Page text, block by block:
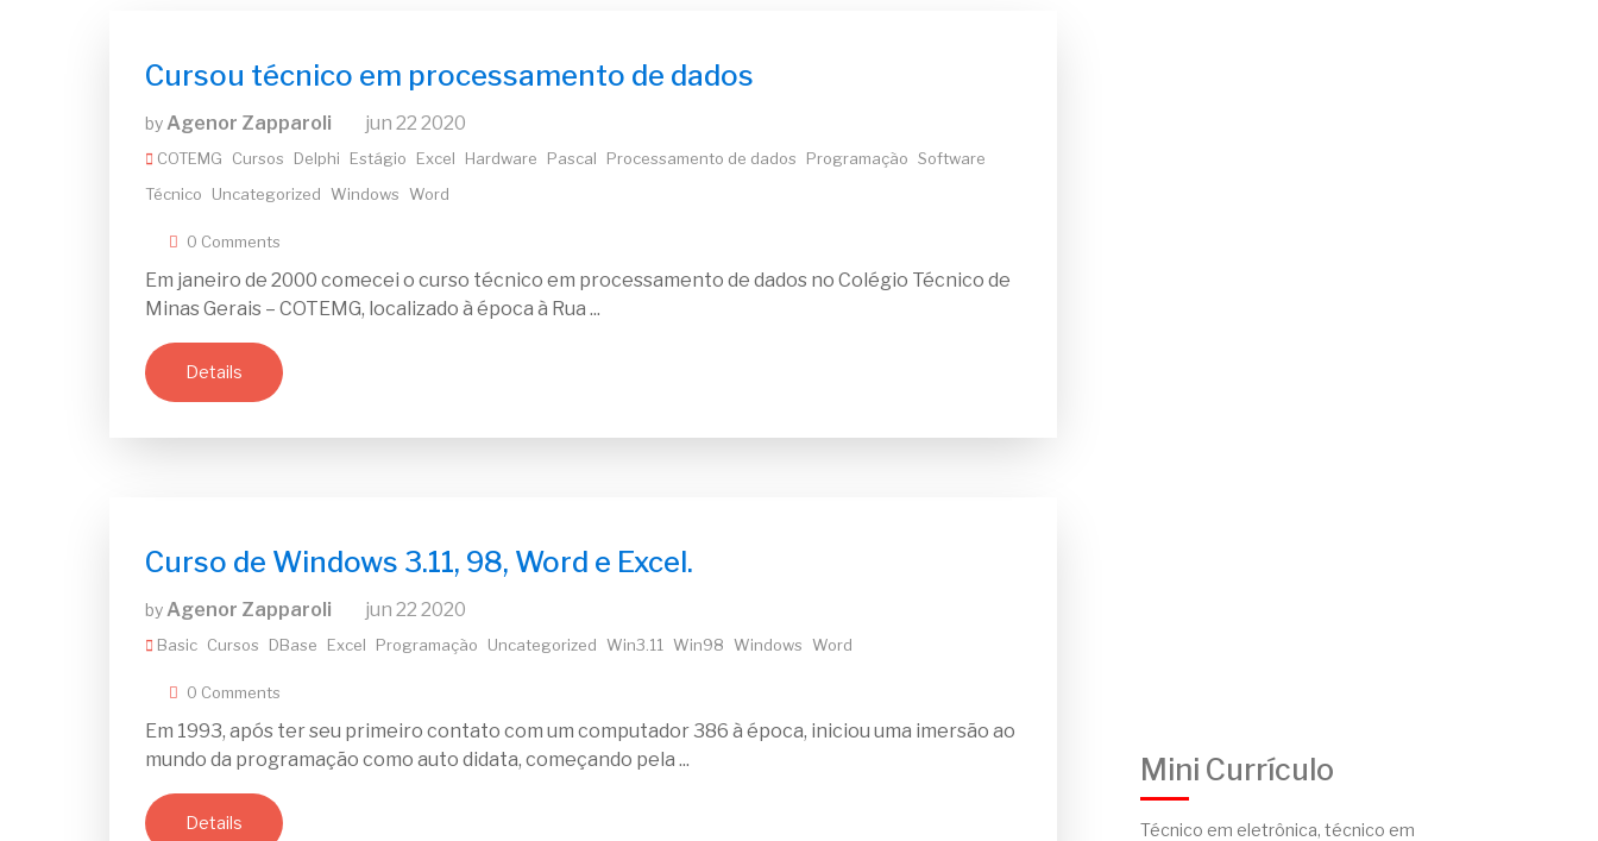
Cursou técnico em processamento de dados
byAgenor Zapparoli jun 22 2020
COTEMG Cursos Delphi Estágio Excel Hardware Pascal Processamento de dados Programação Software
Técnico
Uncategorized Windows Word
0 Comments
Em janeiro de 2000 comecei o curso técnico em processamento de dados no Colégio Técnico de
Minas Gerais – COTEMG, localizado à época à Rua ...
Details
Curso de Windows 3.11, 98, Word e Excel.
byAgenor Zapparoli jun 22 2020
Basic Cursos DBase Excel Programação Uncategorized Win3.11 Win98 Windows Word
0 Comments
Em 1993, após ter seu primeiro contato com um computador 386 à época, iniciou uma imersão ao
mundo da programação como auto didata, começando pela ...
Details
Mini Currículo
Técnico em eletrônica, técnico em